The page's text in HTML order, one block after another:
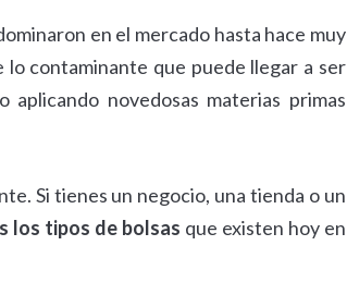
en el mercado hasta hace muy
lo contaminante que puede llegar a ser
novedosas materias primas
Si tienes un negocio, una tienda o un
los tipos de bolsas que existen hoy en